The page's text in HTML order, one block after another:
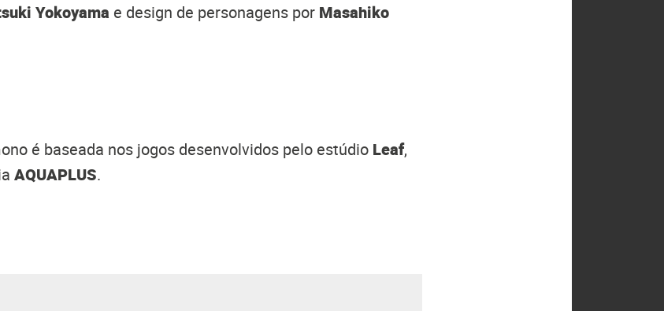
Yokoyama e design de personagens por Masahiko
é baseada nos jogos desenvolvidos pelo estúdio Leaf,
AQUAPLUS.